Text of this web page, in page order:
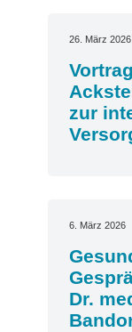
26. März 2026
zur
6. März 2026
Dr.